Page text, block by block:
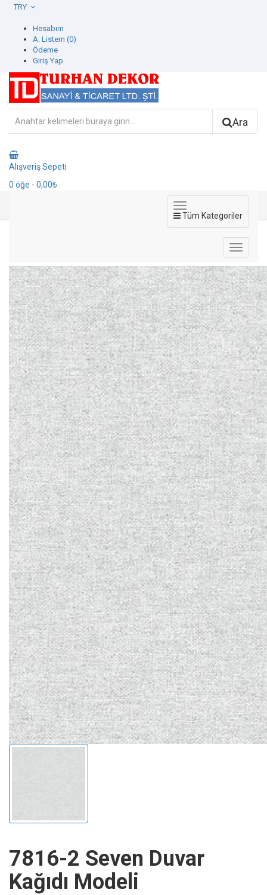
Hesabım
A. Listem (0)
Ödeme
Giriş Yap
Ara
Alışveriş Sepeti
0 öğe - 0,00₺
Tüm Kategoriler
7816-2 Seven Duvar
Kağıdı Modeli